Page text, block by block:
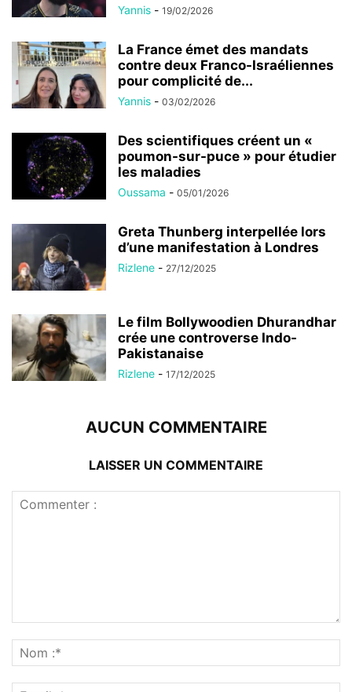
Yannis - 19/02/2026
La France émet des mandats
contre deux Franco-Israéliennes
pour complicité de...
Yannis - 03/02/2026
Des scientifiques créent un «
poumon-sur-puce » pour étudier
les maladies
Oussama - 05/01/2026
Greta Thunberg interpellée lors
d’une manifestation à Londres
Rizlene - 27/12/2025
Le film Bollywoodien Dhurandhar
crée une controverse Indo-
Pakistanaise
Rizlene - 17/12/2025
AUCUN COMMENTAIRE
LAISSER UN COMMENTAIRE